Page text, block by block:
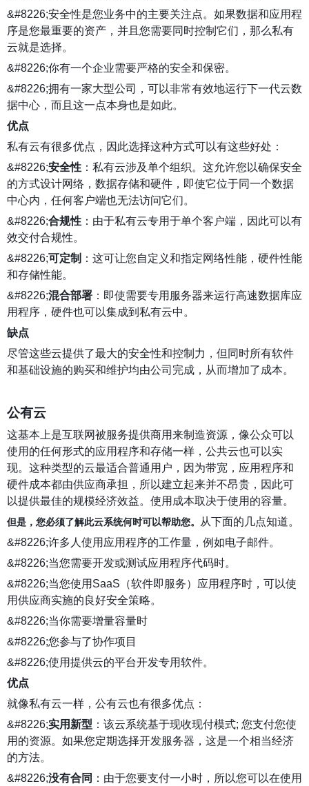
&#8226;安全性是您业务中的主要关注点。如果数据和应用程
序是您最重要的资产，并且您需要同时控制它们，那么私有
云就是选择。
&#8226;你有一个企业需要严格的安全和保密。
&#8226;拥有一家大型公司，可以非常有效地运行下一代云数
据中心，而且这一点本身也是如此。
优点
私有云有很多优点，因此选择这种方式可以有这些好处：
&#8226;安全性 ：私有云涉及单个组织。这允许您以确保安全
的方式设计网络，数据存储和硬件，即使它位于同一个数据
中心内，任何客户端也无法访问它们。
&#8226;合规性 ：由于私有云专用于单个客户端，因此可以有
效交付合规性。
&#8226;可定制 ：这可让您自定义和指定网络性能，硬件性能
和存储性能。
&#8226;混合部署 ：即使需要专用服务器来运行高速数据库应
用程序，硬件也可以集成到私有云中。
缺点
尽管这些云提供了最大的安全性和控制力，但同时所有软件
和基础设施的购买和维护均由公司完成，从而增加了成本。
公有云
这基本上是互联网被服务提供商用来制造资源，像公众可以
使用的任何形式的应用程序和存储一样，公共云也可以实
现。这种类型的云最适合普通用户，因为带宽，应用程序和
硬件成本都由供应商承担，所以建立起来并不昂贵，因此可
以提供最佳的规模经济效益。使用成本取决于使用的容量。
但是，您必须了解此云系统何时可以帮助您。
从下面的几点知道。
&#8226;许多人使用应用程序的工作量，例如电子邮件。
&#8226;当您需要开发或测试应用程序代码时。
&#8226;当您使用SaaS（软件即服务）应用程序时，可以使
用供应商实施的良好安全策略。
&#8226;当你需要增量容量时
&#8226;您参与了协作项目
&#8226;使用提供云的平台开发专用软件。
优点
就像私有云一样，公有云也有很多优点：
&#8226;实用新型 ：该云系统基于现收现付模式; 您支付您使
用的资源。如果您定期选择开发服务器，这是一个相当经济
的方法。
&#8226;没有合同 ：由于您要支付一小时，所以您可以在使用